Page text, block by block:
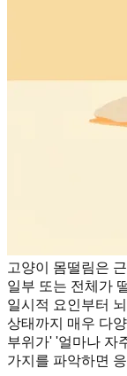
고양이 몸떨림은
일부 또는 전체가
일시적 요인부터
상태까지 매우 다
부위가' '얼마나 자
가지를 파악하면